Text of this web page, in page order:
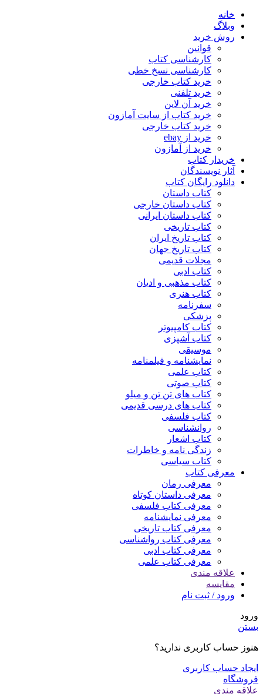
خانه
وبلاگ
روش خرید
قوانین
کارشناسی کتاب
کارشناسی نسخ خطی
خرید کتاب خارجی
خرید تلفنی
خرید آن لاین
خرید کتاب از سایت آمازون
خرید کتاب خارجی
خرید از ebay
خرید از آمازون
خریدار کتاب
آثار نویسندگان
دانلود رایگان کتاب
کتاب داستان
کتاب داستان خارجی
کتاب داستان ایرانی
کتاب تاریخی
کتاب تاریخ ایران
کتاب تاریخ جهان
مجلات قدیمی
کتاب ادبی
کتاب مذهبی و ادیان
کتاب هنری
سفرنامه
پزشکی
کتاب کامپیوتر
کتاب آشپزی
موسیقی
نمایشنامه و فیلمنامه
کتاب علمی
کتاب صوتی
کتاب های تن تن و میلو
کتاب های درسی قدیمی
کتاب فلسفی
روانشناسی
کتاب اشعار
زندگی نامه و خاطرات
کتاب سیاسی
معرفی کتاب
معرفی رمان
معرفی داستان کوتاه
معرفی کتاب فلسفی
معرفی نمایشنامه
معرفی کتاب تاریخی
معرفی کتاب رواشناسی
معرفی کتاب ادبی
معرفی کتاب علمی
علاقه مندی
مقایسه
ورود / ثبت نام
ورود
بستن
هنوز حساب کاربری ندارید؟
ایجاد حساب کاربری
فروشگاه
علاقه مندی